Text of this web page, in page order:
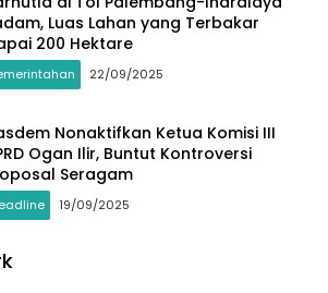
Luas Lahan yang Terbakar
200 Hektare
22/09/2025
Nonaktifkan Ketua Komisi III
Ogan Ilir, Buntut Kontroversi
Seragam
19/09/2025